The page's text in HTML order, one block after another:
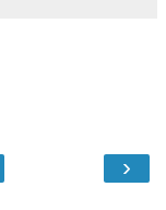
›